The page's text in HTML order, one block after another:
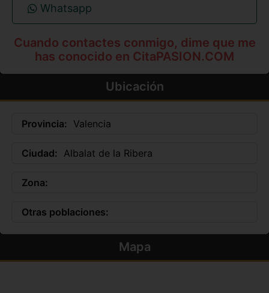
Whatsapp
Cuando contactes conmigo, dime que me
has conocido en CitaPASION.COM
Ubicación
Provincia: Valencia
Ciudad: Albalat de la Ribera
Zona:
Otras poblaciones:
Mapa